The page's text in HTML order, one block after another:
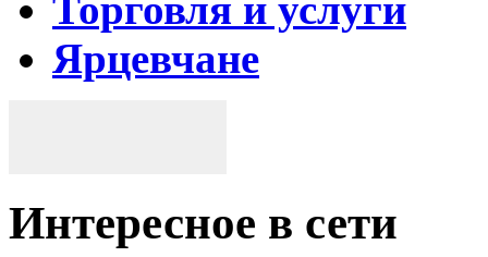
Ярцевчане
Интересное в сети